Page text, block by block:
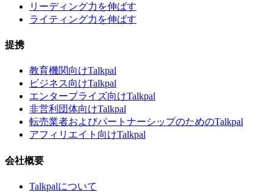
リーディング力を伸ばす
ライティング力を伸ばす
提携
教育機関向けTalkpal
ビジネス向けTalkpal
エンタープライズ向けTalkpal
非営利団体向けTalkpal
転売業者およびパートナーシップのためのTalkpal
アフィリエイト向けTalkpal
会社概要
Talkpalについて